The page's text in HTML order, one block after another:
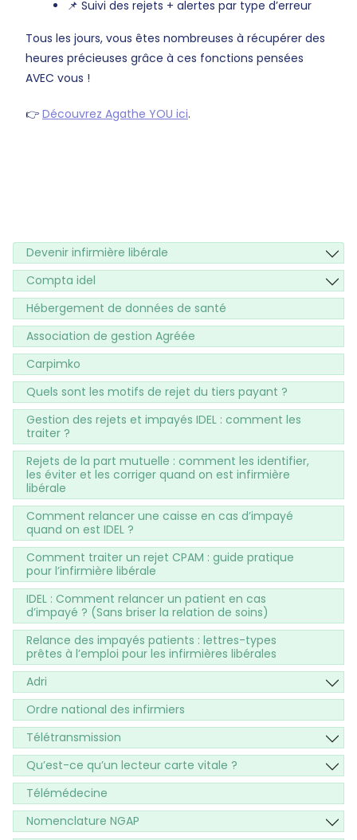
📌 Suivi des rejets + alertes par type d’erreur
Tous les jours, vous êtes nombreuses à récupérer des
heures précieuses grâce à ces fonctions pensées
AVEC vous !
👉 Découvrez Agathe YOU ici.
Devenir infirmière libérale
Compta idel
Hébergement de données de santé
Association de gestion Agréée
Carpimko
Quels sont les motifs de rejet du tiers payant ?
Gestion des rejets et impayés IDEL : comment les
traiter ?
Rejets de la part mutuelle : comment les identifier,
les éviter et les corriger quand on est infirmière
libérale
Comment relancer une caisse en cas d’impayé
quand on est IDEL ?
Comment traiter un rejet CPAM : guide pratique
pour l’infirmière libérale
IDEL : Comment relancer un patient en cas
d’impayé ? (Sans briser la relation de soins)
Relance des impayés patients : lettres-types
prêtes à l’emploi pour les infirmières libérales
Adri
Ordre national des infirmiers
Télétransmission
Qu’est-ce qu’un lecteur carte vitale ?
Télémédecine
Nomenclature NGAP